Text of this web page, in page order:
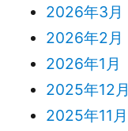
2026年3月
2026年2月
2026年1月
2025年12月
2025年11月